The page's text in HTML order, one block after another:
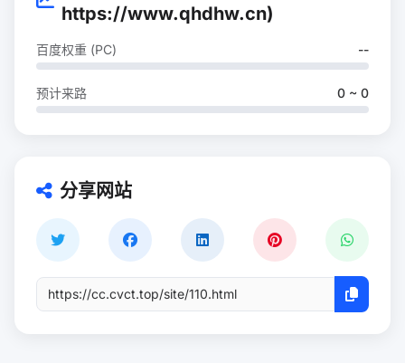
https://www.qhdhw.cn)
百度权重 (PC) --
预计来路 0 ~ 0
分享网站